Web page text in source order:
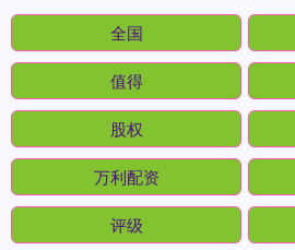
全国
值得
股权
万利配资
评级